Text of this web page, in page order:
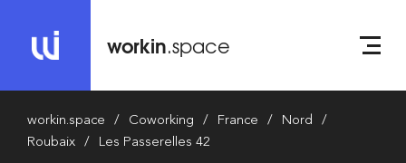
workin.space
workin.space Coworking France
Nord
Roubaix
Les Passerelles 42